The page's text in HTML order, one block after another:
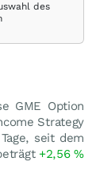
des
GME Option
Strategy
seit dem
+2,56%